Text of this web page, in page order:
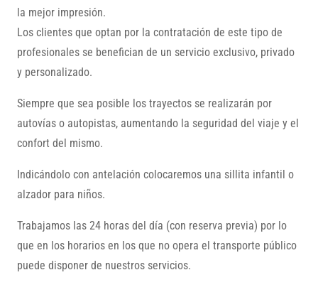
la mejor impresión.
Los clientes que optan por la contratación de este tipo de
profesionales se benefician de un servicio exclusivo, privado
y personalizado.
Siempre que sea posible los trayectos se realizarán por
autovías o autopistas, aumentando la seguridad del viaje y el
confort del mismo.
Indicándolo con antelación colocaremos una sillita infantil o
alzador para niños.
Trabajamos las 24 horas del día (con reserva previa) por lo
que en los horarios en los que no opera el transporte público
puede disponer de nuestros servicios.